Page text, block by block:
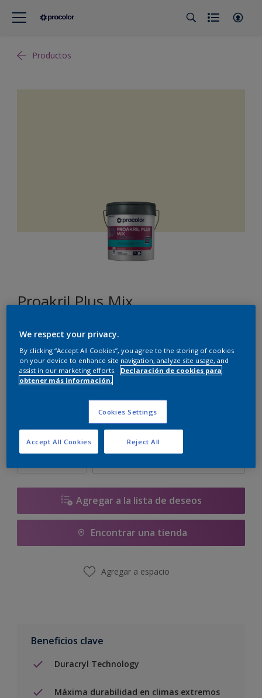
Productos
Proakril Plus Mix
G8.08.86
Cambiar de color
Tamaño
5 L
Cantidad Calculadora de pintura
Agregar a la lista de deseos
Encontrar una tienda
Agregar a espacio
Beneficios clave
Duracryl Technology
Máxima durabilidad en climas extremos
We respect your privacy.
By clicking “Accept All Cookies”, you agree to the storing of cookies
on your device to enhance site navigation, analyze site usage, and
assist in our marketing efforts.
Declaración de cookies para
obtener más información.
Cookies Settings
Reject All
Accept All Cookies